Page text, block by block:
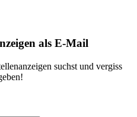
als E-Mail
suchst und vergiss